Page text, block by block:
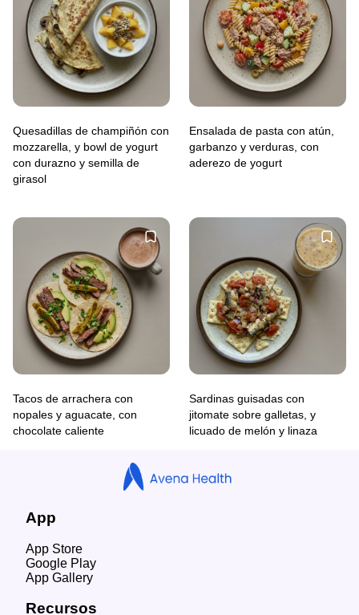
Quesadillas de champiñón con
mozzarella, y bowl de yogurt
con durazno y semilla de
girasol
Ensalada de pasta con atún,
garbanzo y verduras, con
aderezo de yogurt
Tacos de arrachera con
nopales y aguacate, con
chocolate caliente
Sardinas guisadas con
jitomate sobre galletas, y
licuado de melón y linaza
App
App Store
Google Play
App Gallery
Recursos